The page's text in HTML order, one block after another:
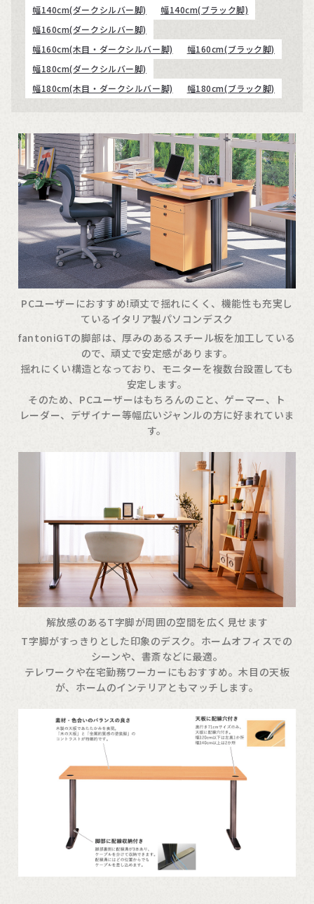
幅140cm(ダークシルバー脚)
幅140cm(ブラック脚)
幅160cm(ダークシルバー脚)
幅160cm(木目・ダークシルバー脚)
幅160cm(ブラック脚)
幅180cm(ダークシルバー脚)
幅180cm(木目・ダークシルバー脚)
幅180cm(ブラック脚)
PCユーザーにおすすめ!頑丈で揺れにくく、機能性も充実し
ているイタリア製パソコンデスク
fantoniGTの脚部は、厚みのあるスチール板を加工している
ので、頑丈で安定感があります。
揺れにくい構造となっており、モニターを複数台設置しても
安定します。
そのため、PCユーザーはもちろんのこと、ゲーマー、ト
レーダー、デザイナー等幅広いジャンルの方に好まれていま
す。
解放感のあるT字脚が周囲の空間を広く見せます
T字脚がすっきりとした印象のデスク。ホームオフィスでの
シーンや、書斎などに最適。
テレワークや在宅勤務ワーカーにもおすすめ。木目の天板
が、ホームのインテリアともマッチします。